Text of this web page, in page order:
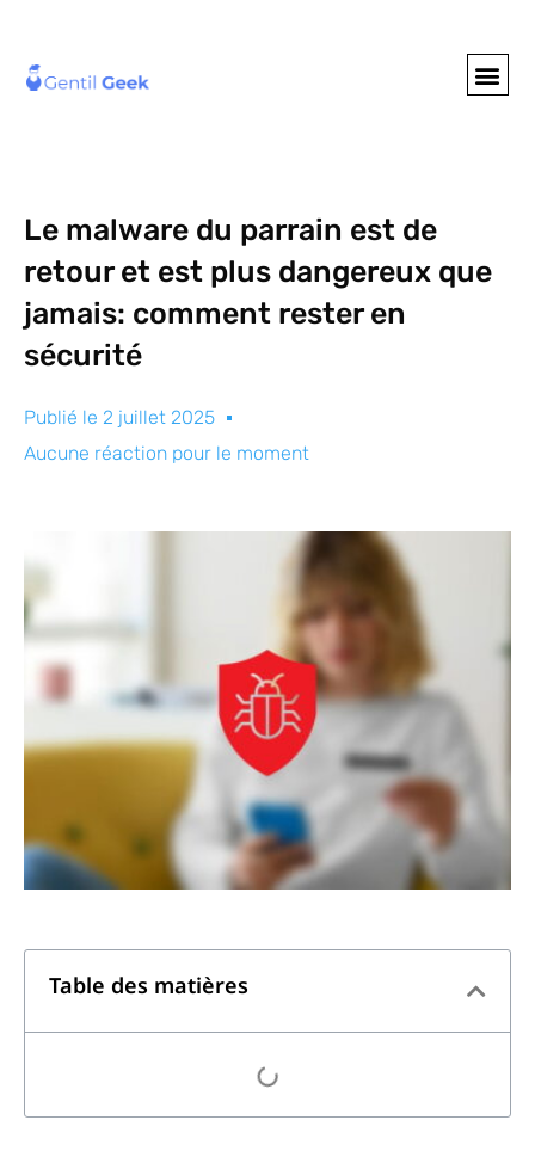
Le malware du parrain est de
retour et est plus dangereux que
jamais: comment rester en
sécurité
Publié le 2 juillet 2025
Aucune réaction pour le moment
Table des matières